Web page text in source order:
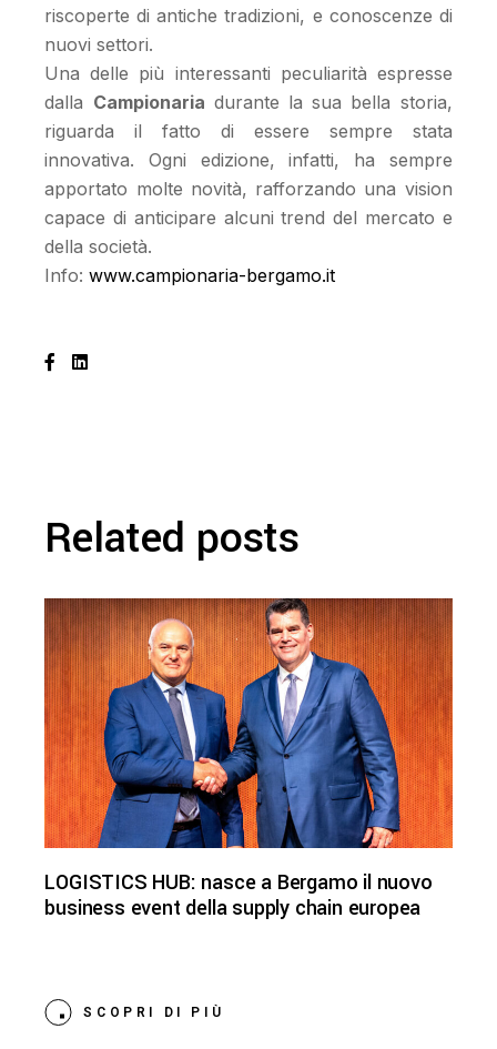
riscoperte di antiche tradizioni, e conoscenze di
nuovi settori.
Una delle più interessanti peculiarità espresse
dalla Campionaria durante la sua bella storia,
riguarda il fatto di essere sempre stata
innovativa. Ogni edizione, infatti, ha sempre
apportato molte novità, rafforzando una vision
capace di anticipare alcuni trend del mercato e
della società.
Info:www.campionaria-bergamo.it
Related posts
LOGISTICS HUB: nasce a Bergamo il nuovo
business event della supply chain europea
SCOPRI DI PIÙ